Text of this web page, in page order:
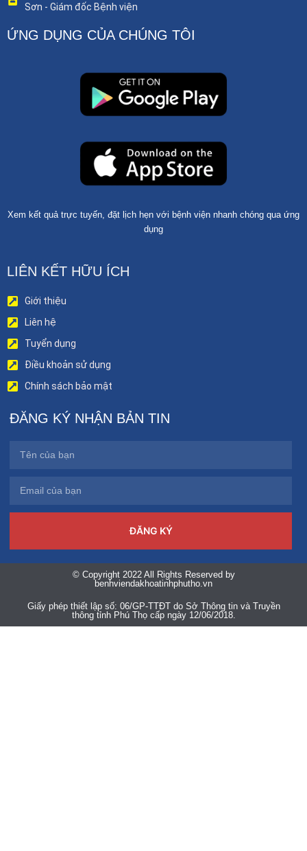
Sơn - Giám đốc Bệnh viện
ỨNG DỤNG CỦA CHÚNG TÔI
Xem kết quả trực tuyến, đặt lịch hẹn với bệnh viện nhanh chóng qua ứng
dụng
LIÊN KẾT HỮU ÍCH
Giới thiệu
Liên hệ
Tuyển dụng
Điều khoản sử dụng
Chính sách bảo mật
ĐĂNG KÝ NHẬN BẢN TIN
ĐĂNG KÝ
© Copyright 2022 All Rights Reserved by
benhviendakhoatinhphutho.vn
Giấy phép thiết lập số: 06/GP-TTĐT do Sở Thông tin và Truyền
thông tỉnh Phú Thọ cấp ngày 12/06/2018.